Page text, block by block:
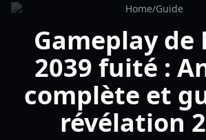
Home/Guide
Gameplay de
2039 fuité :
complète et
révélation